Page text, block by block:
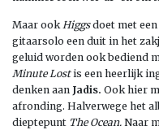
Maar ook Higgsdoet met
gitaarsolo een duit in het
geluid worden ook bediend
Minute Lostis een heerlijk
denken aan Jadis. Ook hier
afronding. Halverwege het
dieptepunt The Ocean. Naar